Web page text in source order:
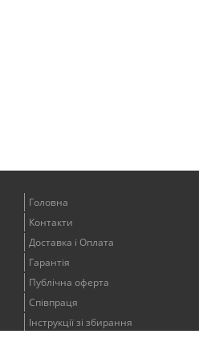
Головна
Контакти
Доставка і Оплата
Гарантія
Публічна оферта
Співпраця
Інструкції зі збирання